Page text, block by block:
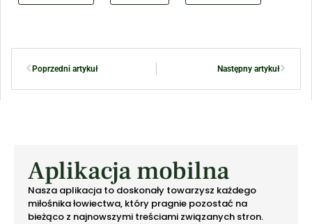
Poprzedni artykuł Następny artykuł
Aplikacja mobilna
Nasza aplikacja to doskonały towarzysz każdego
miłośnika łowiectwa, który pragnie pozostać na
bieżąco z najnowszymi treściami związanych stron.